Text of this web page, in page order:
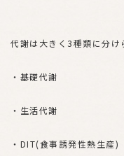
代謝は大きく3種類に分け
・基礎代謝
・生活代謝
・DIT(食事誘発性熱生産)